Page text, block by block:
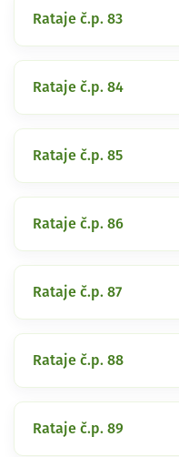
Rataje č.p. 83
Rataje č.p. 84
Rataje č.p. 85
Rataje č.p. 86
Rataje č.p. 87
Rataje č.p. 88
Rataje č.p. 89